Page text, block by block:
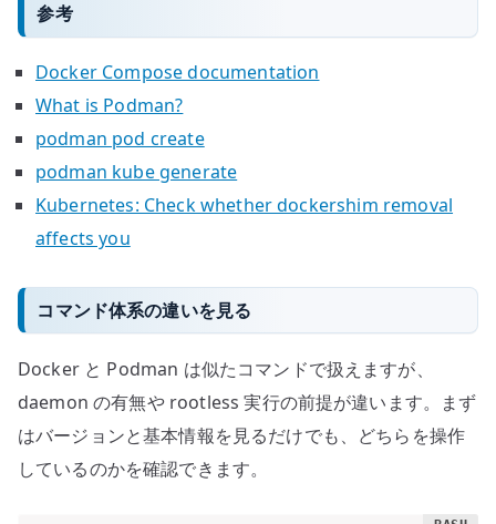
参考
Docker Compose documentation
What is Podman?
podman pod create
podman kube generate
Kubernetes: Check whether dockershim removal
affects you
コマンド体系の違いを見る
Docker と Podman は似たコマンドで扱えますが、
daemon の有無や rootless 実行の前提が違います。まず
はバージョンと基本情報を見るだけでも、どちらを操作
しているのかを確認できます。